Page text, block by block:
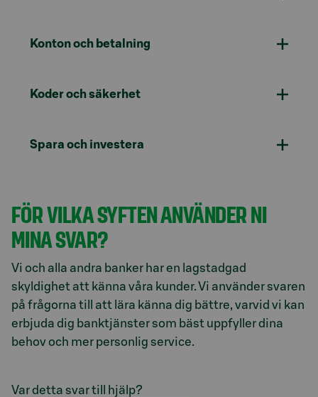
Konton och betalning
Koder och säkerhet
Spara och investera
FÖR VILKA SYFTEN ANVÄNDER NI
MINA SVAR?
Vi och alla andra banker har en lagstadgad
skyldighet att känna våra kunder. Vi använder svaren
på frågorna till att lära känna dig bättre, varvid vi kan
erbjuda dig banktjänster som bäst uppfyller dina
behov och mer personlig service.
Var detta svar till hjälp?